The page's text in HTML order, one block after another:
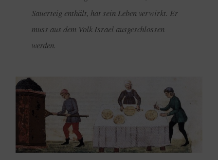
Sauerteig enthält, hat sein Leben verwirkt. Er
muss aus dem Volk Israel ausgeschlossen
werden.